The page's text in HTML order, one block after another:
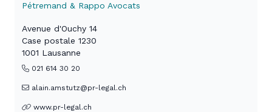
Pétremand & Rappo Avocats
Avenue d'Ouchy 14
Case postale 1230
1001 Lausanne
021 614 30 20
alain.amstutz@pr-legal.ch
www.pr-legal.ch